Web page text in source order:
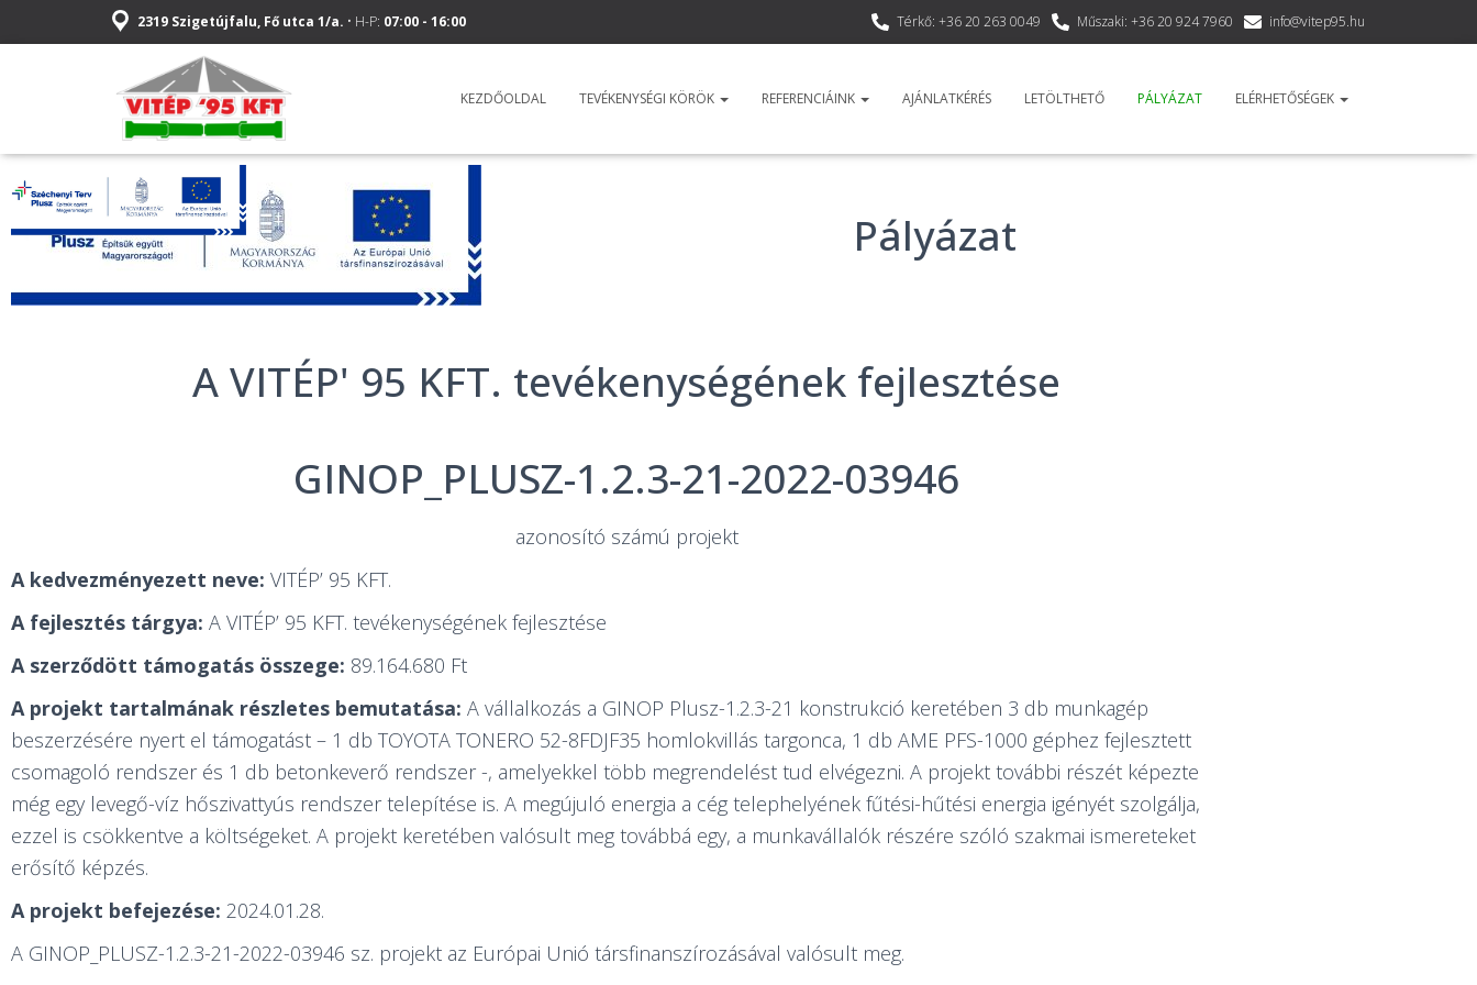
2319 Szigetújfalu, Fő utca 1/a. • H-P: 07:00 - 16:00 Térkő: +36 20 263 0049 Műszaki: +36 20 924 7960 info@vitep95.hu
KEZDŐOLDAL TEVÉKENYSÉGI KÖRÖK REFERENCIÁINK AJÁNLATKÉRÉS LETÖLTHETŐ PÁLYÁZAT ELÉRHETŐSÉGEK
Pályázat
A VITÉP' 95 KFT. tevékenységének fejlesztése
GINOP_PLUSZ-1.2.3-21-2022-03946
azonosító számú projekt
A kedvezményezett neve: VITÉP’ 95 KFT.
A fejlesztés tárgya: A VITÉP’ 95 KFT. tevékenységének fejlesztése
A szerződött támogatás összege: 89.164.680 Ft
A projekt tartalmának részletes bemutatása: A vállalkozás a GINOP Plusz-1.2.3-21 konstrukció keretében 3 db munkagép
beszerzésére nyert el támogatást – 1 db TOYOTA TONERO 52-8FDJF35 homlokvillás targonca, 1 db AME PFS-1000 géphez fejlesztett
csomagoló rendszer és 1 db betonkeverő rendszer -, amelyekkel több megrendelést tud elvégezni. A projekt további részét képezte
még egy levegő-víz hőszivattyús rendszer telepítése is. A megújuló energia a cég telephelyének fűtési-hűtési energia igényét szolgálja,
ezzel is csökkentve a költségeket. A projekt keretében valósult meg továbbá egy, a munkavállalók részére szóló szakmai ismereteket
erősítő képzés.
A projekt befejezése: 2024.01.28.
A GINOP_PLUSZ-1.2.3-21-2022-03946 sz. projekt az Európai Unió társfinanszírozásával valósult meg.